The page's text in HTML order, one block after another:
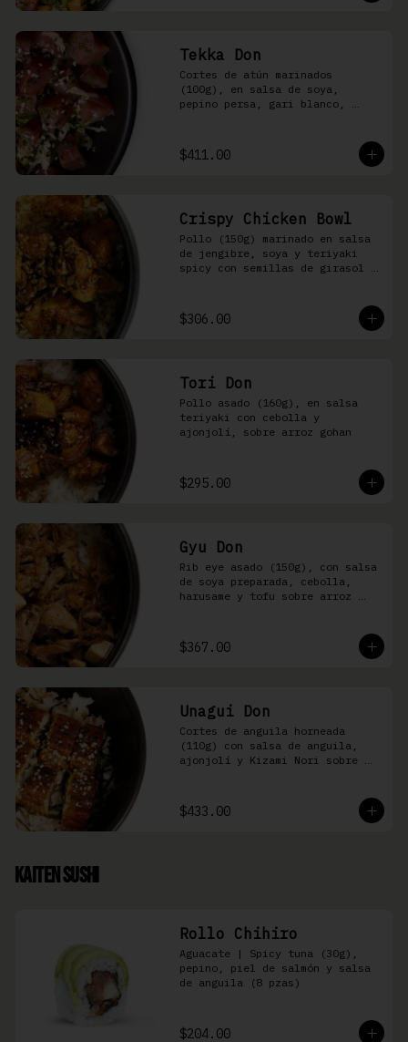
Tekka Don
Cortes de atún marinados
(100g), en salsa de soya,
pepino persa, gari blanco,
$411.00
Crispy Chicken Bowl
Pollo (150g) marinado en salsa
de jengibre, soya y teriyaki
spicy con semillas de girasol y
$306.00
Tori Don
Pollo asado (160g), en salsa
teriyaki con cebolla y
ajonjolí, sobre arroz gohan
$295.00
Gyu Don
Rib eye asado (150g), con salsa
de soya preparada, cebolla,
harusame y tofu sobre arroz
$367.00
Unagui Don
Cortes de anguila horneada
(110g) con salsa de anguila,
ajonjolí y Kizami Nori sobre
$433.00
Kaiten Sushi
Rollo Chihiro
Aguacate | Spicy tuna (30g),
pepino, piel de salmón y salsa
de anguila (8 pzas)
$204.00